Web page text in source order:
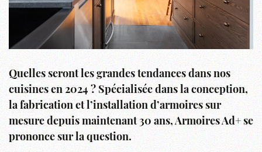
Quelles seront les grandes tendances dans nos
cuisines en 2024 ? Spécialisée dans la conception,
la fabrication et l’installation d’armoires sur
mesure depuis maintenant 30 ans, Armoires Ad+ se
prononce sur la question.